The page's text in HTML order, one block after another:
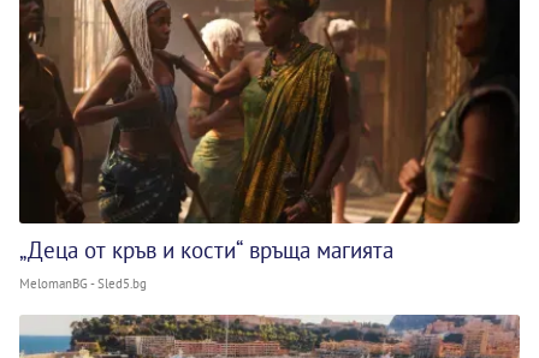
„Деца от кръв и кости“ връща магията
MelomanBG - Sled5.bg